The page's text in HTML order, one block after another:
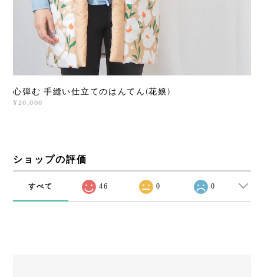
心弾む 手縫い仕立てのはんてん(花娘)
¥20,000
ショップの評価
すべて 46 0 0